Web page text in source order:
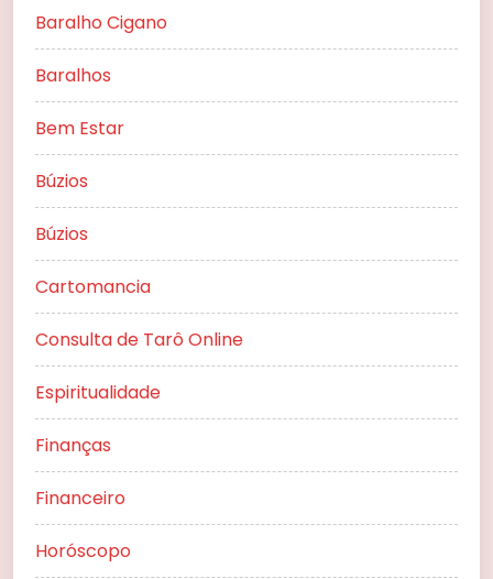
Baralho Cigano
Baralhos
Bem Estar
Búzios
Búzios
Cartomancia
Consulta de Tarô Online
Espiritualidade
Finanças
Financeiro
Horóscopo